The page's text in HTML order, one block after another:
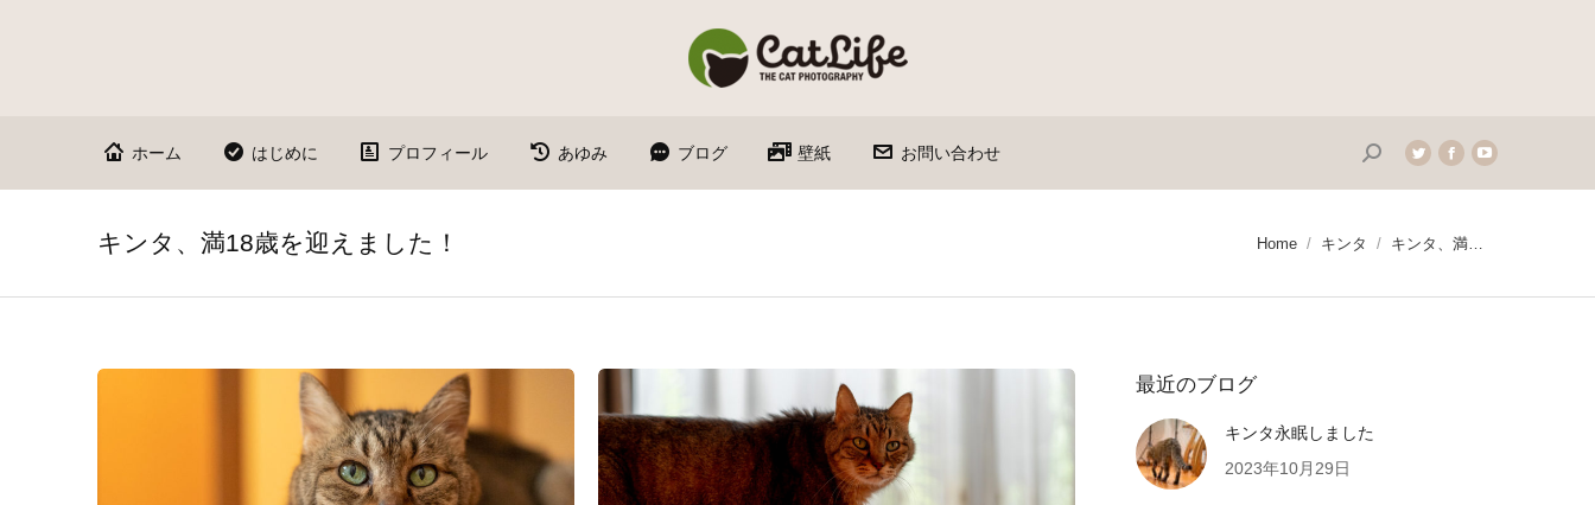
ホーム はじめに プロフィール あゆみ ブログ 壁紙 お問い合わせ Search:Twitter
page
in
window
Facebook
page
in
window
YouTube
page
window
キンタ、満18歳を迎えました！ You are here:
Home キンタ キンタ、満…
最近のブログ
キンタ永眠しました
2023年10月29日